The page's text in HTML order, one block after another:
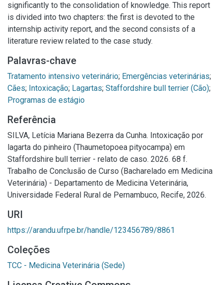
significantly to the consolidation of knowledge. This report
is divided into two chapters: the first is devoted to the
internship activity report, and the second consists of a
literature review related to the case study.
Palavras-chave
Tratamento intensivo veterinário; Emergências veterinárias;
Cães; Intoxicação; Lagartas; Staffordshire bull terrier (Cão);
Programas de estágio
Referência
SILVA, Letícia Mariana Bezerra da Cunha. Intoxicação por
lagarta do pinheiro (Thaumetopoea pityocampa) em
Staffordshire bull terrier - relato de caso. 2026. 68 f.
Trabalho de Conclusão de Curso (Bacharelado em Medicina
Veterinária) - Departamento de Medicina Veterinária,
Universidade Federal Rural de Pernambuco, Recife, 2026.
URI
https://arandu.ufrpe.br/handle/123456789/8861
Coleções
TCC - Medicina Veterinária (Sede)